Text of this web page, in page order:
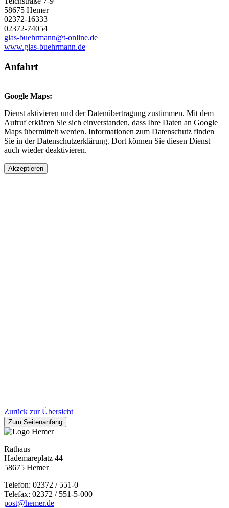
58675 Hemer
02372-16333
02372-74054
glas-buehrmann@t-online.de
www.glas-buehrmann.de
Anfahrt
Google Maps:
Dienst aktivieren und der Datenübertragung zustimmen. Mit dem
Aufruf erklären Sie sich einverstanden, dass Ihre Daten an Google
Maps übermittelt werden. Informationen zum Datenschutz finden
Sie in der Datenschutzerklärung. Dort können Sie diesen Dienst
auch wieder deaktivieren.
Akzeptieren
Zurück zur Übersicht
Zum Seitenanfang
Rathaus
Hademareplatz 44
58675 Hemer
Telefon: 02372 / 551-0
Telefax: 02372 / 551-5-000
post@hemer.de